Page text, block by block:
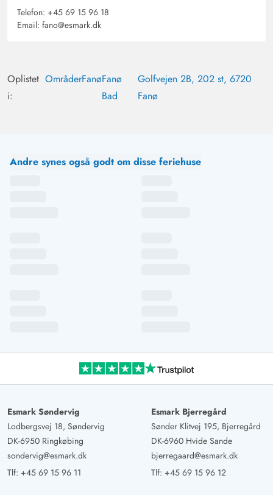
Telefon: +45 69 15 96 18
Email: fano@esmark.dk
Oplistet
i:
OmråderFanøFanø
Bad
Golfvejen 2B, 202 st, 6720
Fanø
Andre synes også godt om disse feriehuse
Esmark Søndervig
Lodbergsvej 18, Søndervig
DK-6950 Ringkøbing
sondervig@esmark.dk
Tlf: +45 69 15 96 11
Esmark Bjerregård
Sønder Klitvej 195, Bjerregård
DK-6960 Hvide Sande
bjerregaard@esmark.dk
Tlf: +45 69 15 96 12